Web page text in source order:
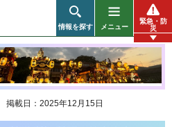
情報を探す メニュー
緊急・防
災
掲載日：2025年12月15日